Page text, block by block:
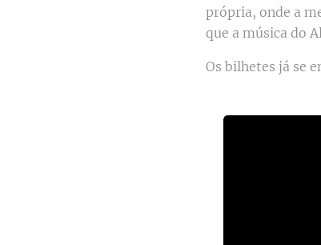
própria, onde a
que a música do
Os bilhetes já se